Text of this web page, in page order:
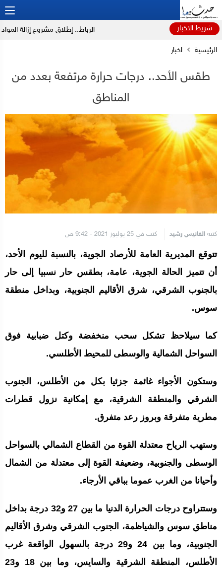
شريط الاخبار الرباط.. إطلاق مشروع إزالة المواد
الرئيسية اخبار
طقس الأحد.. درجات حرارة مرتفعة بعدد من
المناطق
كتبه الفانيس رشيد كتب في 25 يوليوز 2021 - 9:42 ص
تتوقع المديرية العامة للأرصاد الجوية، بالنسبة لليوم الأحد،
أن تتميز الحالة الجوية، عامة، بطقس حار نسبيا إلى حار
بالجنوب الشرقي، شرق الأقاليم الجنوبية، وبداخل منطقة
سوس.
كما سيلاحظ تشكل سحب منخفضة وكتل ضبابية فوق
السواحل الشمالية والوسطى للمحيط الأطلسي.
وستكون الأجواء غائمة جزئيا بكل من الأطلس، الجنوب
الشرقي والمنطقة الشرقية، مع إمكانية نزول قطرات
مطرية متفرقة وبروز رعد متفرق.
وستهب الرياح معتدلة القوة من القطاع الشمالي بالسواحل
الوسطى والجنوبية، وضعيفة القوة إلى معتدلة من الشمال
وأحيانا من الغرب عموما بباقي الأرجاء.
وستتراوح درجات الحرارة الدنيا ما بين 27 و32 درجة بداخل
مناطق سوس والشياظمة، الجنوب الشرقي وشرق الأقاليم
الجنوبية، وما بين 24 و29 درجة بالسهول الواقعة غرب
الأطلس، المنطقة الشرقية والسايس، وما بين 18 و23